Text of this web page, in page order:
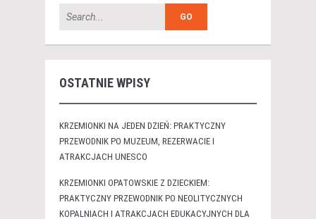
OSTATNIE WPISY
KRZEMIONKI NA JEDEN DZIEŃ: PRAKTYCZNY
PRZEWODNIK PO MUZEUM, REZERWACIE I
ATRAKCJACH UNESCO
KRZEMIONKI OPATOWSKIE Z DZIECKIEM:
PRAKTYCZNY PRZEWODNIK PO NEOLITYCZNYCH
KOPALNIACH I ATRAKCJACH EDUKACYJNYCH DLA